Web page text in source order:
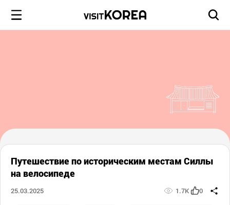
Путешествие по историческим местам Силлы
на велосипеде
25.03.2025 1.7K 0